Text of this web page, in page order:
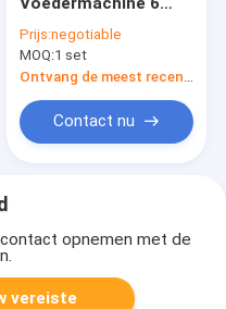
Kabeldraad
Automatische
Controle
Prijs:negotiable
MOQ:1 set
Contact nu
opnemen met de
vereiste